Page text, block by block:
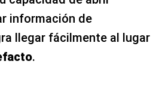
información de
llegar fácilmente al lugar
.